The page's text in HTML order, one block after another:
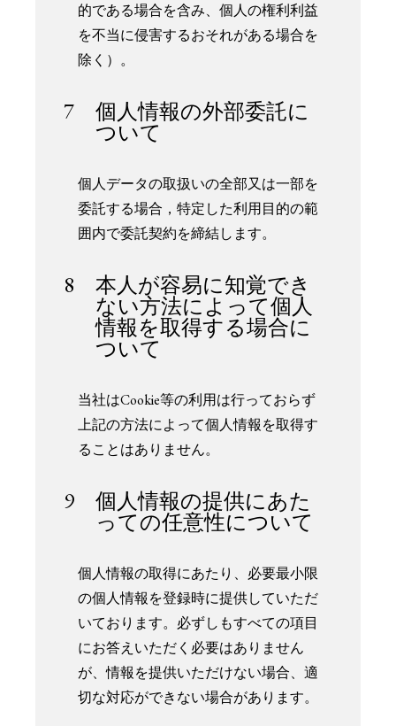
的である場合を含み、個人の権利利益
を不当に侵害するおそれがある場合を
除く）。
7 個人情報の外部委託に
ついて
個人データの取扱いの全部又は一部を
委託する場合，特定した利用目的の範
囲内で委託契約を締結します。
8 本人が容易に知覚でき
ない方法によって個人
情報を取得する場合に
ついて
当社はCookie等の利用は行っておらず
上記の方法によって個人情報を取得す
ることはありません。
9 個人情報の提供にあた
っての任意性について
個人情報の取得にあたり、必要最小限
の個人情報を登録時に提供していただ
いております。必ずしもすべての項目
にお答えいただく必要はありません
が、情報を提供いただけない場合、適
切な対応ができない場合があります。